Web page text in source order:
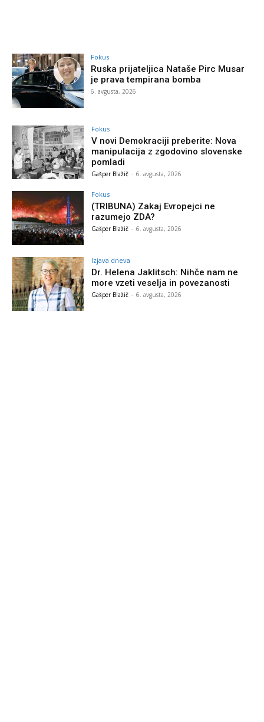
Fokus
Ruska prijateljica Nataše Pirc Musar
je prava tempirana bomba
6. avgusta, 2026
Fokus
V novi Demokraciji preberite: Nova
manipulacija z zgodovino slovenske
pomladi
Gašper Blažič - 6. avgusta, 2026
Fokus
(TRIBUNA) Zakaj Evropejci ne
razumejo ZDA?
Gašper Blažič - 6. avgusta, 2026
Izjava dneva
Dr. Helena Jaklitsch: Nihče nam ne
more vzeti veselja in povezanosti
Gašper Blažič - 6. avgusta, 2026